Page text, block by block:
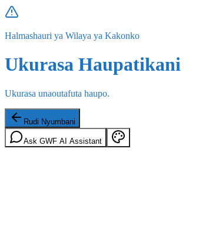
Halmashauri ya Wilaya ya Kakonko
Ukurasa Haupatikani
Ukurasa unaoutafuta haupo.
Rudi Nyumbani
Ask GWF AI Assistant